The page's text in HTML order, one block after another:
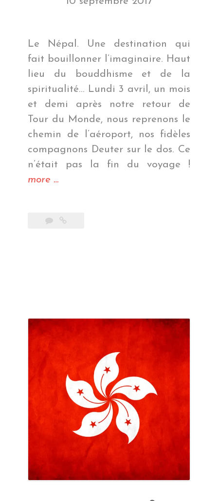
Le Népal. Une destination qui
fait bouillonner l’imaginaire. Haut
lieu du bouddhisme et de la
spiritualité… Lundi 3 avril, un mois
et demi après notre retour de
Tour du Monde, nous reprenons le
chemin de l’aéroport, nos fidèles
compagnons Deuter sur le dos. Ce
n’était pas la fin du voyage !
more « Om
hum »
…